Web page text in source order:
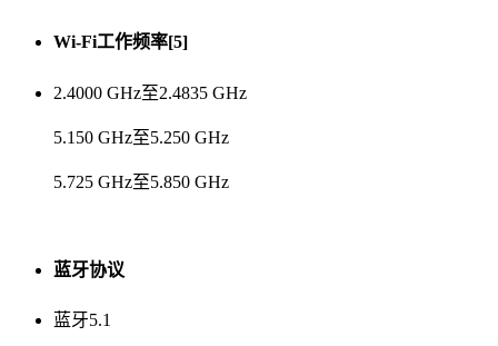
Wi-Fi工作频率[5]
2.4000 GHz至2.4835 GHz
5.150 GHz至5.250 GHz
5.725 GHz至5.850 GHz
蓝牙协议
蓝牙5.1